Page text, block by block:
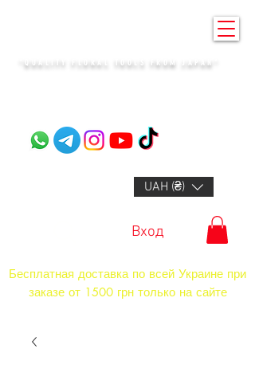
"QUALITY FLORAL TOOLS FROM JAPAN"​
UAH (₴)
Вход
Бесплатная доставка по всей Украине при
заказе от 1500 грн только на сайте